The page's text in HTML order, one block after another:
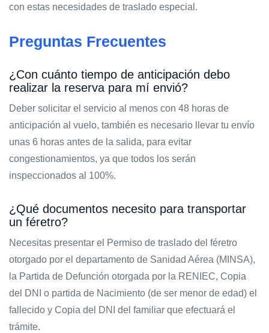
con estas necesidades de traslado especial.
Preguntas Frecuentes
¿Con cuánto tiempo de anticipación debo
realizar la reserva para mí envió?
Deber solicitar el servicio al menos con 48 horas de
anticipación al vuelo, también es necesario llevar tu envío
unas 6 horas antes de la salida, para evitar
congestionamientos, ya que todos los serán
inspeccionados al 100%.
¿Qué documentos necesito para transportar
un féretro?
Necesitas presentar el Permiso de traslado del féretro
otorgado por el departamento de Sanidad Aérea (MINSA),
la Partida de Defunción otorgada por la RENIEC, Copia
del DNI o partida de Nacimiento (de ser menor de edad) el
fallecido y Copia del DNI del familiar que efectuará el
trámite.